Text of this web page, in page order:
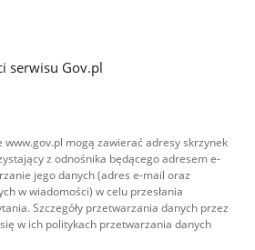
serwisu Gov.pl
mogą zawierać adresy skrzynek
z odnośnika będącego adresem e-
jego danych (adres e-mail oraz
w wiadomości) w celu przesłania
Szczegóły przetwarzania danych przez
w ich politykach przetwarzania danych